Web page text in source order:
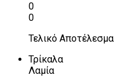
0
0
Τελικό Αποτέλεσμα
Τρίκαλα
Λαμία